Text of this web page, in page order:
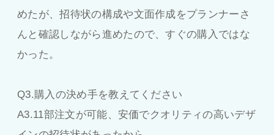
めたが、招待状の構成や文面作成をプランナーさ
んと確認しながら進めたので、すぐの購入ではな
かった。
Q3.購入の決め手を教えてください
A3.11部注文が可能、安価でクオリティの高いデザ